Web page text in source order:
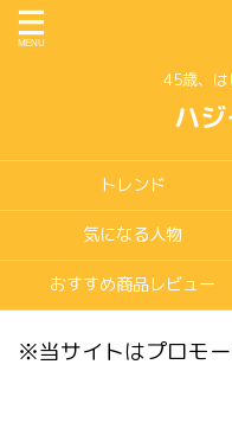
45歳、は
ハ
トレンド
気になる人物
おすすめ商品レビュー
※当サイトはプロモー